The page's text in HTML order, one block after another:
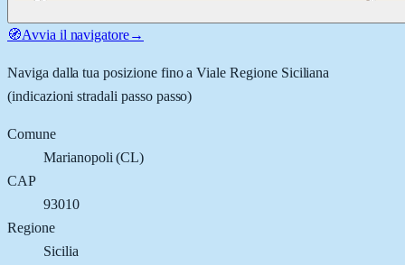
🧭Avvia il navigatore→
Naviga dalla tua posizione fino aViale Regione Siciliana
(indicazioni stradali passo passo)
Comune
Marianopoli (CL)
CAP
93010
Regione
Sicilia